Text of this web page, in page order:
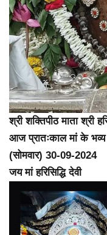
श्री शक्तिपीठ माता श्री
आज प्रातःकाल मां के भव्य
(सोमवार) 30-09-2024
जय मां हरिसिद्धि देवी